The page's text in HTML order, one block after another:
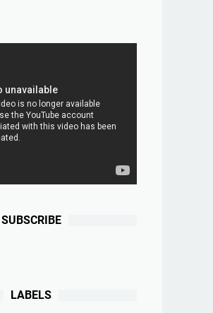
SUBSCRIBE
LABELS